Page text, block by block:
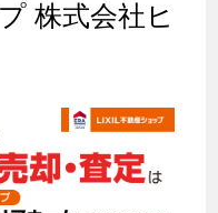
株式会社ヒ